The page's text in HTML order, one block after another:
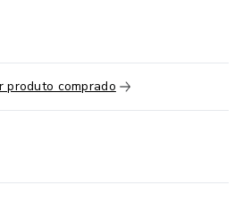
transcrita por Adamo Prince,
a riqueza do estilo.
formam a base do choro, além de
compositor utiliza as harmonias
produto comprado